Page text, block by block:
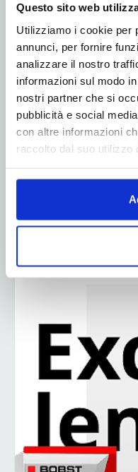
Questo sito web
Utilizziamo i cookie per
annunci, per fornire
analizzare il nostro
informazioni sul modo
nostri partner che si
pubblicità e social
con altre informazioni
raccolto dal suo utilizzo
dell’azienda.
da leader di settore
FLEXCEL Prime
orientate alle
Leggi di più